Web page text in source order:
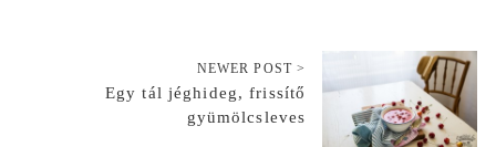
NEWER POST >
Egy tál jéghideg, frissítő
gyümölcsleves